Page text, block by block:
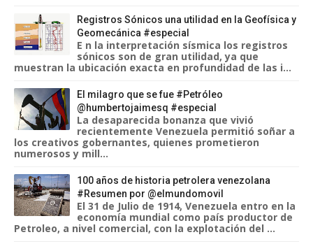
Registros Sónicos una utilidad en la Geofísica y
Geomecánica #especial
E n la interpretación sísmica los registros
sónicos son de gran utilidad, ya que
muestran la ubicación exacta en profundidad de las i...
El milagro que se fue #Petróleo
@humbertojaimesq #especial
La desaparecida bonanza que vivió
recientemente Venezuela permitió soñar a
los creativos gobernantes, quienes prometieron
numerosos y mill...
100 años de historia petrolera venezolana
#Resumen por @elmundomovil
El 31 de Julio de 1914, Venezuela entro en la
economía mundial como país productor de
Petroleo, a nivel comercial, con la explotación del ...